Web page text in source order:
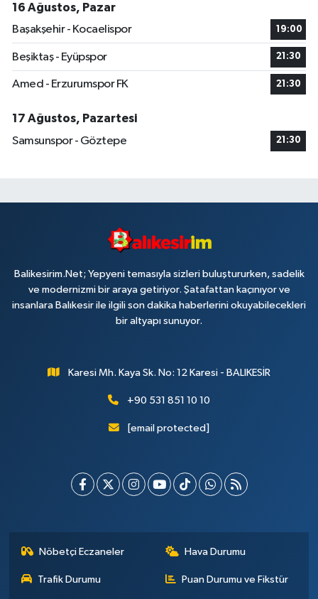
16 Ağustos, Pazar
Başakşehir - Kocaelispor
19:00
Beşiktaş - Eyüpspor 21:30
Amed - Erzurumspor FK 21:30
17 Ağustos, Pazartesi
Samsunspor - Göztepe
21:30
Balikesirim.Net; Yepyeni temasıyla sizleri buluştururken, sadelik
ve modernizmi bir araya getiriyor. Şatafattan kaçınıyor ve
insanlara Balıkesir ile ilgili son dakika haberlerini okuyabilecekleri
bir altyapı sunuyor.
Karesi Mh. Kaya Sk. No: 12 Karesi - BALIKESİR
+90 531 851 10 10
[email protected]
Nöbetçi Eczaneler Hava Durumu
Trafik Durumu Puan Durumu ve Fikstür